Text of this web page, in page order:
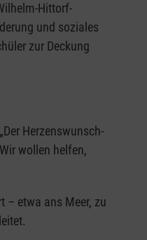
Hittorf-
und soziales
zur Deckung
Herzenswunsch-
wollen helfen,
– etwa ans Meer, zu